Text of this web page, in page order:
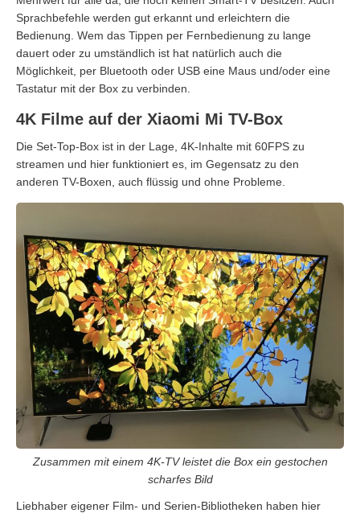
Sprachbefehle werden gut erkannt und erleichtern die
Bedienung. Wem das Tippen per Fernbedienung zu lange
dauert oder zu umständlich ist hat natürlich auch die
Möglichkeit, per Bluetooth oder USB eine Maus und/oder eine
Tastatur mit der Box zu verbinden.
4K Filme auf der Xiaomi Mi TV-Box
Die Set-Top-Box ist in der Lage, 4K-Inhalte mit 60FPS zu
streamen und hier funktioniert es, im Gegensatz zu den
anderen TV-Boxen, auch flüssig und ohne Probleme.
Zusammen mit einem 4K-TV leistet die Box ein gestochen
scharfes Bild
Liebhaber eigener Film- und Serien-Bibliotheken haben hier